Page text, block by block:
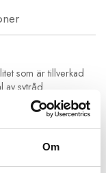
Om
som är tillverkad
av sytråd.